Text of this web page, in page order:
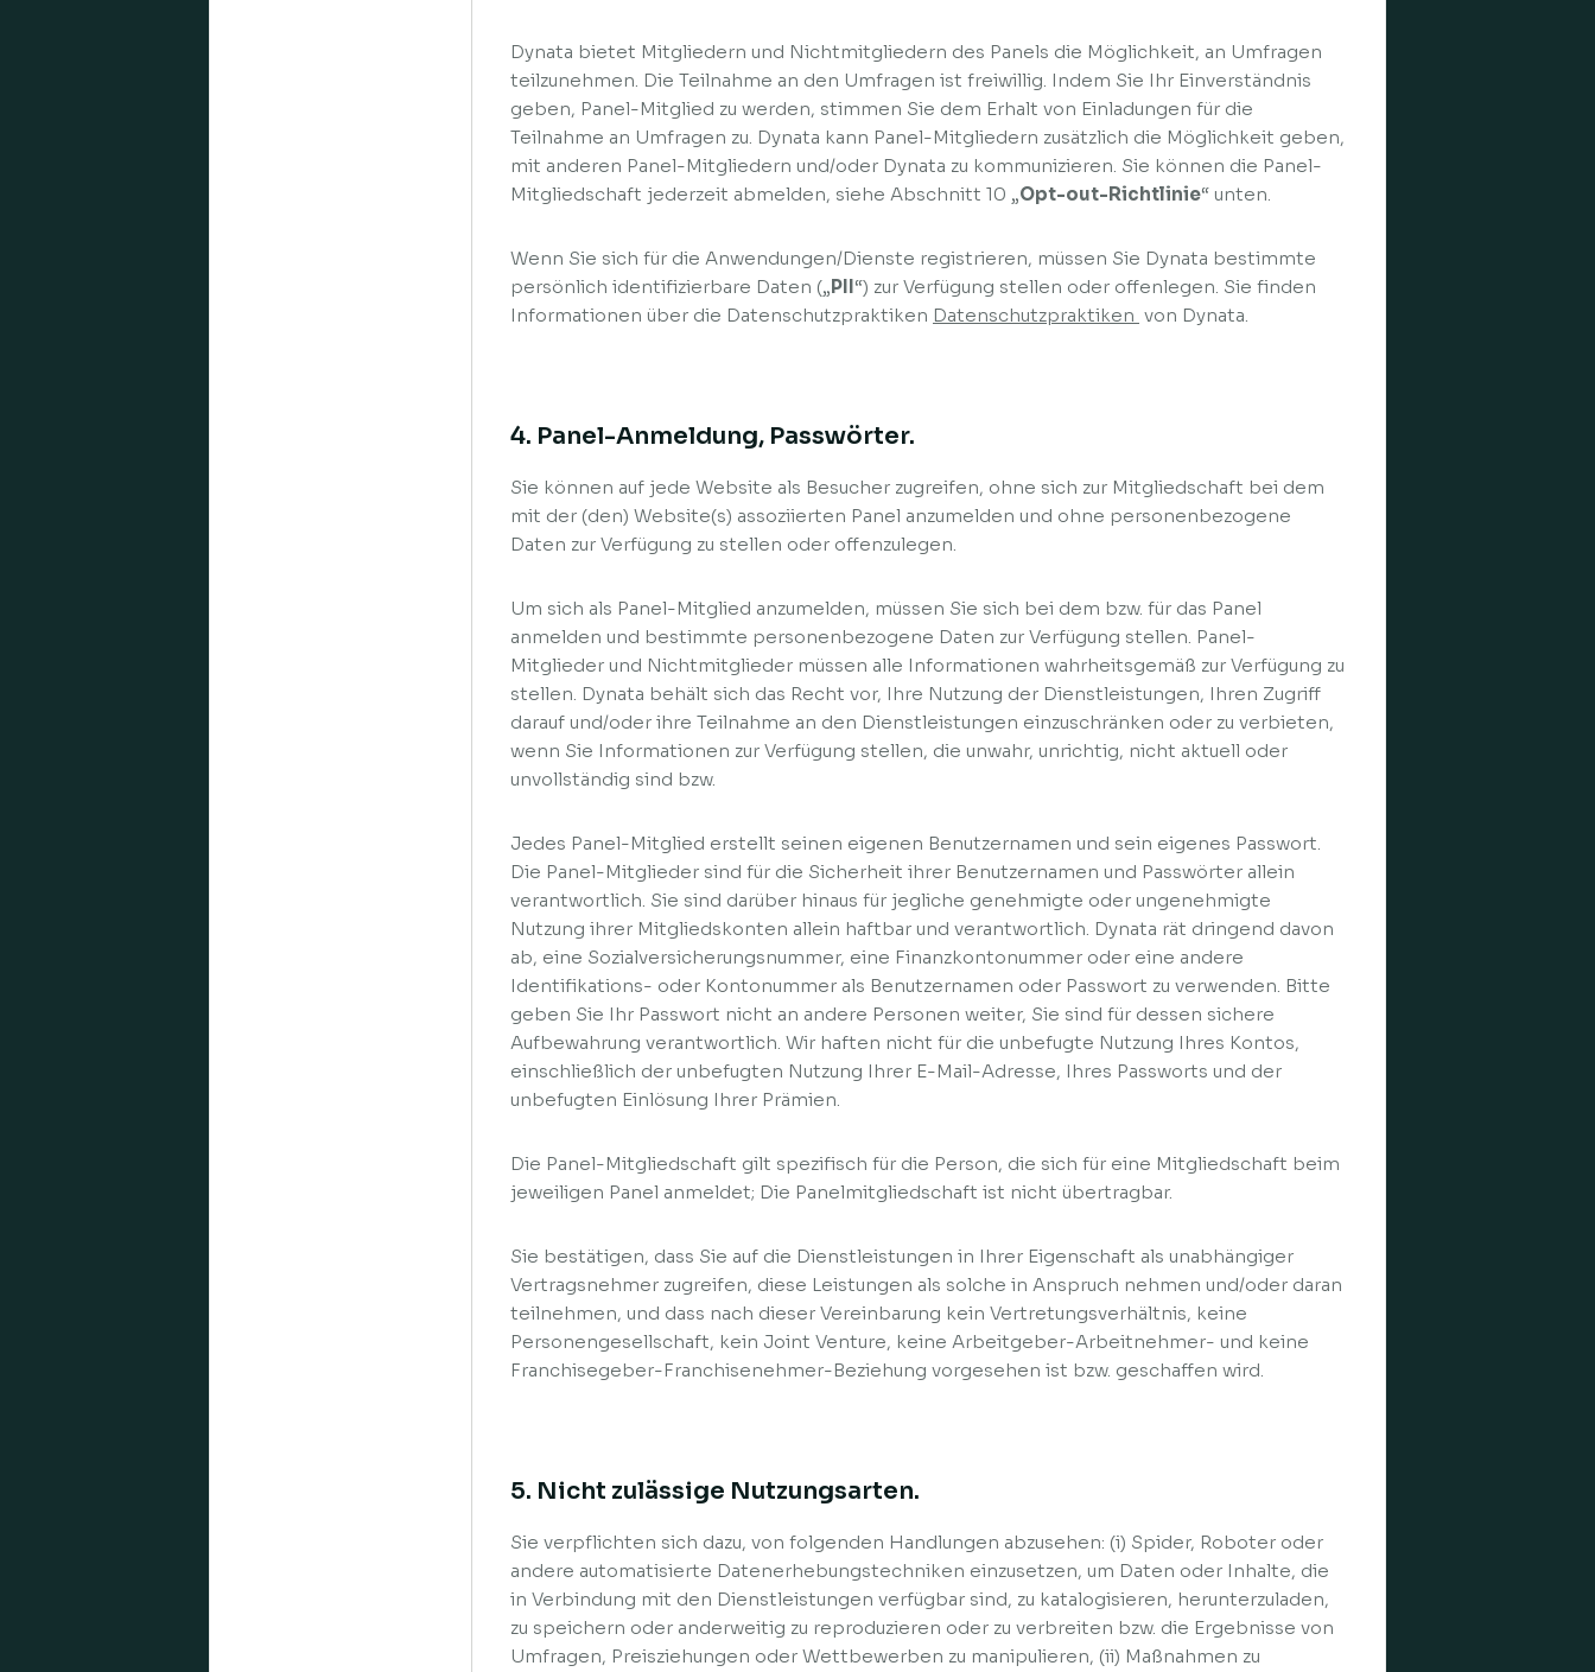
Dynata bietet Mitgliedern und Nichtmitgliedern des Panels die Möglichkeit, an Umfragen
teilzunehmen. Die Teilnahme an den Umfragen ist freiwillig. Indem Sie Ihr Einverständnis
geben, Panel-Mitglied zu werden, stimmen Sie dem Erhalt von Einladungen für die
Teilnahme an Umfragen zu. Dynata kann Panel-Mitgliedern zusätzlich die Möglichkeit geben,
mit anderen Panel-Mitgliedern und/oder Dynata zu kommunizieren. Sie können die Panel-
Mitgliedschaft jederzeit abmelden, siehe Abschnitt 10 „Opt-out-Richtlinie“ unten.
Wenn Sie sich für die Anwendungen/Dienste registrieren, müssen Sie Dynata bestimmte
persönlich identifizierbare Daten („PII“) zur Verfügung stellen oder offenlegen. Sie finden
Informationen über die Datenschutzpraktiken Datenschutzpraktiken von Dynata.
4. Panel-Anmeldung, Passwörter.
Sie können auf jede Website als Besucher zugreifen, ohne sich zur Mitgliedschaft bei dem
mit der (den) Website(s) assoziierten Panel anzumelden und ohne personenbezogene
Daten zur Verfügung zu stellen oder offenzulegen.
Um sich als Panel-Mitglied anzumelden, müssen Sie sich bei dem bzw. für das Panel
anmelden und bestimmte personenbezogene Daten zur Verfügung stellen. Panel-
Mitglieder und Nichtmitglieder müssen alle Informationen wahrheitsgemäß zur Verfügung zu
stellen. Dynata behält sich das Recht vor, Ihre Nutzung der Dienstleistungen, Ihren Zugriff
darauf und/oder ihre Teilnahme an den Dienstleistungen einzuschränken oder zu verbieten,
wenn Sie Informationen zur Verfügung stellen, die unwahr, unrichtig, nicht aktuell oder
unvollständig sind bzw.
Jedes Panel-Mitglied erstellt seinen eigenen Benutzernamen und sein eigenes Passwort.
Die Panel-Mitglieder sind für die Sicherheit ihrer Benutzernamen und Passwörter allein
verantwortlich. Sie sind darüber hinaus für jegliche genehmigte oder ungenehmigte
Nutzung ihrer Mitgliedskonten allein haftbar und verantwortlich. Dynata rät dringend davon
ab, eine Sozialversicherungsnummer, eine Finanzkontonummer oder eine andere
Identifikations- oder Kontonummer als Benutzernamen oder Passwort zu verwenden. Bitte
geben Sie Ihr Passwort nicht an andere Personen weiter, Sie sind für dessen sichere
Aufbewahrung verantwortlich. Wir haften nicht für die unbefugte Nutzung Ihres Kontos,
einschließlich der unbefugten Nutzung Ihrer E-Mail-Adresse, Ihres Passworts und der
unbefugten Einlösung Ihrer Prämien.
Die Panel-Mitgliedschaft gilt spezifisch für die Person, die sich für eine Mitgliedschaft beim
jeweiligen Panel anmeldet; Die Panelmitgliedschaft ist nicht übertragbar.
Sie bestätigen, dass Sie auf die Dienstleistungen in Ihrer Eigenschaft als unabhängiger
Vertragsnehmer zugreifen, diese Leistungen als solche in Anspruch nehmen und/oder daran
teilnehmen, und dass nach dieser Vereinbarung kein Vertretungsverhältnis, keine
Personengesellschaft, kein Joint Venture, keine Arbeitgeber-Arbeitnehmer- und keine
Franchisegeber-Franchisenehmer-Beziehung vorgesehen ist bzw. geschaffen wird.
5. Nicht zulässige Nutzungsarten.
Sie verpflichten sich dazu, von folgenden Handlungen abzusehen: (i) Spider, Roboter oder
andere automatisierte Datenerhebungstechniken einzusetzen, um Daten oder Inhalte, die
in Verbindung mit den Dienstleistungen verfügbar sind, zu katalogisieren, herunterzuladen,
zu speichern oder anderweitig zu reproduzieren oder zu verbreiten bzw. die Ergebnisse von
Umfragen, Preisziehungen oder Wettbewerben zu manipulieren, (ii) Maßnahmen zu